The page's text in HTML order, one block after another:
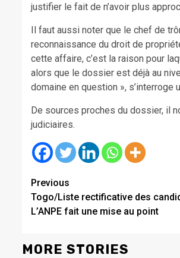
justifier le fait de n’avoir plus
Il faut aussi noter que le chef de
reconnaissance du droit de
cette affaire, c’est la raison pour
alors que le dossier est déjà au
domaine en question », s’interroge
De sources proches du dossier, il
judiciaires.
Continue
Reading
Previous
Togo/Liste rectificative des
L’ANPE fait une mise au point
MORE STORIES